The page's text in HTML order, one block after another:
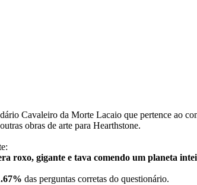
Cavaleiro da Morte Lacaio que pertence ao
obras de arte para Hearthstone.
roxo, gigante e tava comendo um planeta
das perguntas corretas do questionário.